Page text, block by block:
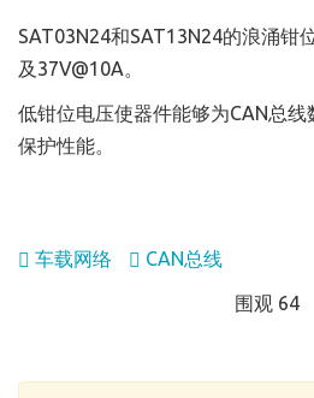
SAT03N24和SAT13N24的浪涌钳
及37V@10A。
低钳位电压使器件能够为CAN总
保护性能。
车载网络 CAN总线
围观 64